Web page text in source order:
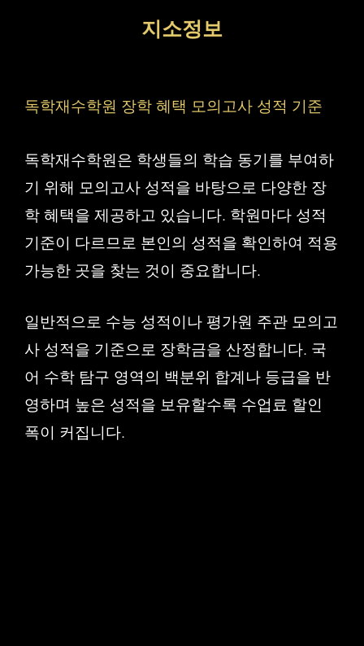
지소정보
독학재수학원 장학 혜택 모의고사 성적 기준
독학재수학원은 학생들의 학습 동기를 부여하
기 위해 모의고사 성적을 바탕으로 다양한 장
학 혜택을 제공하고 있습니다. 학원마다 성적
기준이 다르므로 본인의 성적을 확인하여 적용
가능한 곳을 찾는 것이 중요합니다.
일반적으로 수능 성적이나 평가원 주관 모의고
사 성적을 기준으로 장학금을 산정합니다. 국
어 수학 탐구 영역의 백분위 합계나 등급을 반
영하며 높은 성적을 보유할수록 수업료 할인
폭이 커집니다.